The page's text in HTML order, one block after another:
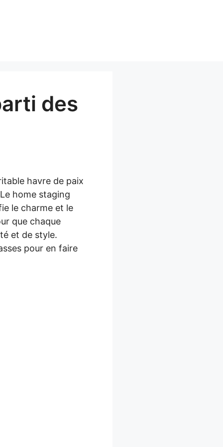
des
havre de paix
home staging
le charme et le
que chaque
et de style.
pour en faire